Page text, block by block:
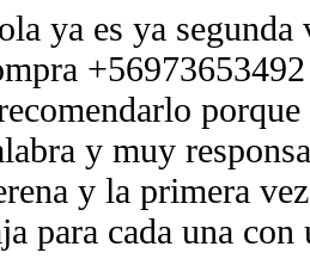
ya es ya segunda
porque
y muy
y la primera
para cada una